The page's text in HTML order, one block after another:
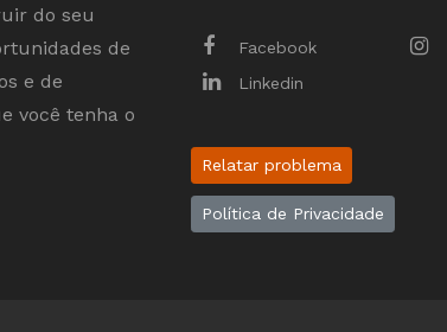
do seu
de
e de
você tenha o
Facebook
Linkedin
Relatar problema
Política de Privacidade